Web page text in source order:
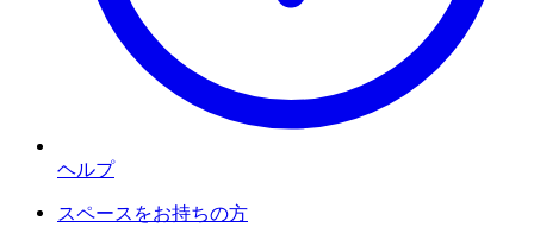
ヘルプ
スペースをお持ちの方